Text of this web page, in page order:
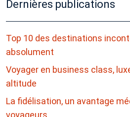
Dernières publications
Top 10 des destinations
absolument
Voyager en business class,
altitude
La fidélisation, un avantage
voyageurs